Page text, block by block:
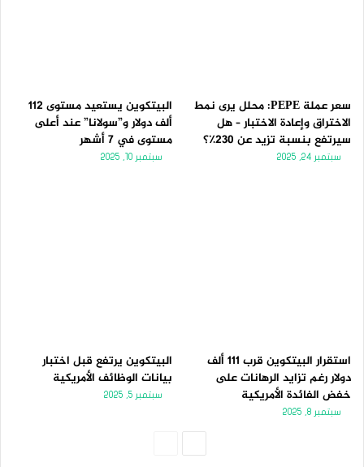
سعر عملة PEPE: محلل يرى نمط
الاختراق وإعادة الاختبار – هل
سيرتفع بنسبة تزيد عن 230٪؟
سبتمبر 24, 2025
البيتكوين يستعيد مستوى 112
ألف دولار و”سولانا” عند أعلى
مستوى في 7 أشهر
سبتمبر 10, 2025
استقرار البيتكوين قرب 111 ألف
دولار رغم تزايد الرهانات على
خفض الفائدة الأمريكية
سبتمبر 8, 2025
البيتكوين يرتفع قبل اختبار
بيانات الوظائف الأمريكية
سبتمبر 5, 2025